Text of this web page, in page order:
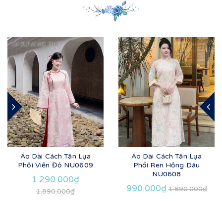
Áo Dài Cách Tân Lụa
Phối Viền Đỏ NU0609
1.290.000₫
1.890.000₫
Áo Dài Cách Tân Lụa
Phối Ren Hồng Dâu
NU0608
990.000₫ 1.890.000₫